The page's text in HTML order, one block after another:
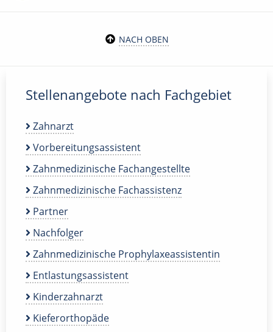
NACH OBEN
Stellenangebote nach Fachgebiet
Zahnarzt
Vorbereitungsassistent
Zahnmedizinische Fachangestellte
Zahnmedizinische Fachassistenz
Partner
Nachfolger
Zahnmedizinische Prophylaxeassistentin
Entlastungsassistent
Kinderzahnarzt
Kieferorthopäde